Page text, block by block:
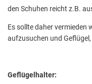
den Schuhen reicht z.B.
Es sollte daher vermieden
aufzusuchen und
Geflügelhalter: